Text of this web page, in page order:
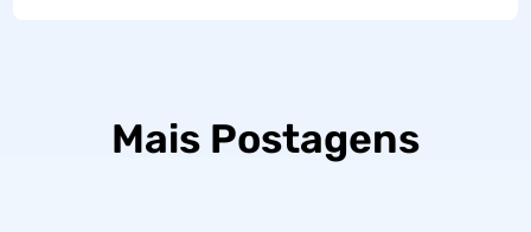
Mais Postagens